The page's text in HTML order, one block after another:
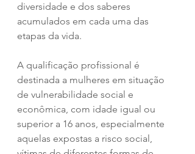
diversidade e dos saberes
acumulados em cada uma das
etapas da vida.
A qualificação profissional é
destinada a mulheres em situação
de vulnerabilidade social e
econômica, com idade igual ou
superior a 16 anos, especialmente
aquelas expostas a risco social,